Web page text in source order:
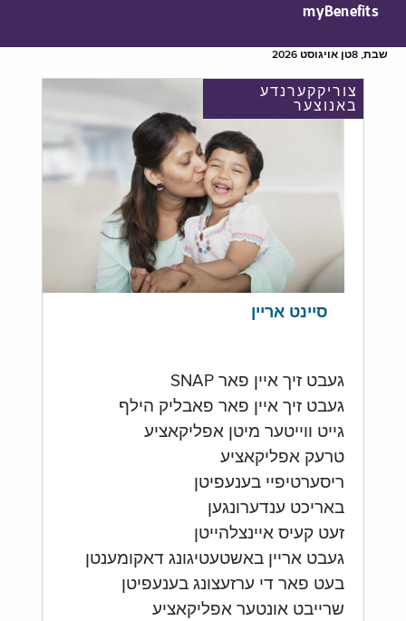
myBenefits
שבת, 8טן אויגוסט 2026
צוריקקערנדע
באנוצער
סיינט אריין
געבט זיך איין פאר SNAP
געבט זיך איין פאר פאבליק הילף
גייט ווייטער מיטן אפליקאציע
טרעק אפליקאציע
ריסערטיפיי בענעפיטן
באריכט ענדערונגען
זעט קעיס איינצלהייטן
געבט אריין באשטעטיגונג דאקומענטן
בעט פאר די ערזעצונג בענעפיטן
שרייבט אונטער אפליקאציע